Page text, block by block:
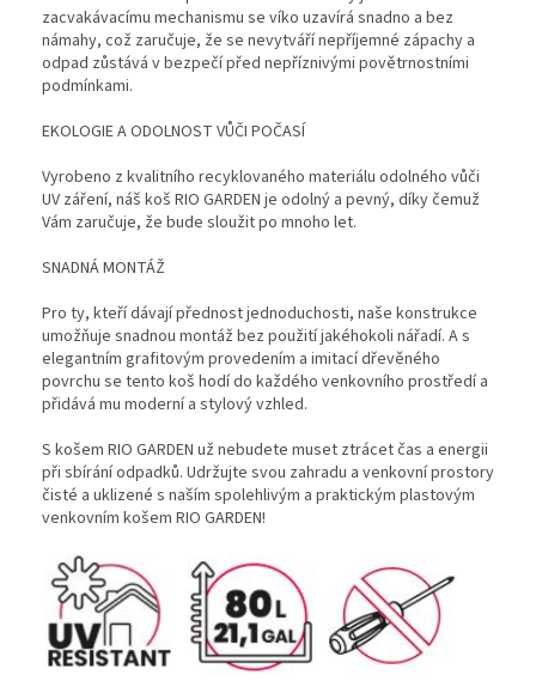
zacvakávacímu mechanismu se víko uzavírá snadno a bez
námahy, což zaručuje, že se nevytváří nepříjemné zápachy a
odpad zůstává v bezpečí před nepříznivými povětrnostními
podmínkami.
EKOLOGIE A ODOLNOST VŮČI POČASÍ
Vyrobeno z kvalitního recyklovaného materiálu odolného vůči
UV záření, náš koš RIO GARDEN je odolný a pevný, díky čemuž
Vám zaručuje, že bude sloužit po mnoho let.
SNADNÁ MONTÁŽ
Pro ty, kteří dávají přednost jednoduchosti, naše konstrukce
umožňuje snadnou montáž bez použití jakéhokoli nářadí. A s
elegantním grafitovým provedením a imitací dřevěného
povrchu se tento koš hodí do každého venkovního prostředí a
přidává mu moderní a stylový vzhled.
S košem RIO GARDEN už nebudete muset ztrácet čas a energii
při sbírání odpadků. Udržujte svou zahradu a venkovní prostory
čisté a uklizené s naším spolehlivým a praktickým plastovým
venkovním košem RIO GARDEN!